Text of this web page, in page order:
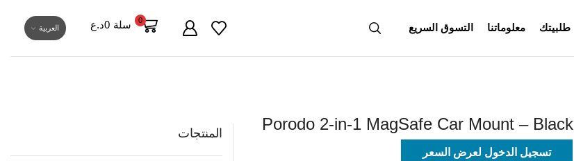
طلبيتك معلوماتنا التسوق السريع
0 سلة 0د.ع العربية
Porodo 2-in-1 MagSafe Car Mount – Black
تسجيل الدخول لعرض السعر
المنتجات